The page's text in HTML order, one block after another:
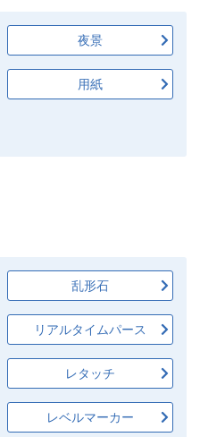
夜景
用紙
乱形石
リアルタイムパース
レタッチ
レベルマーカー